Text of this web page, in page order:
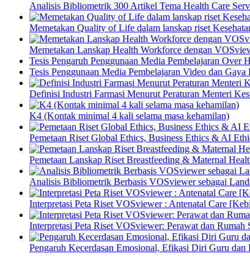
Analisis Bibliometrik 300 Artikel Tema Health Care
Memetakan Quality of Life dalam lanskap riset
Memetakan Lanskap Health Workforce dengan
Tesis Pengaruh Penggunaan Media Pembelajaran
Tesis Penggunaan Media Pembelajaran Video dan
Definisi Industri Farmasi Menurut Peraturan Menteri
K4 (Kontak minimal 4 kali selama masa kehamilan)
Pemetaan Riset Global Ethics, Business Ethics & AI
Pemetaan Lanskap Riset Breastfeeding & Maternal
Analisis Bibliometrik Berbasis VOSviewer sebagai
Interpretasi Peta Riset VOSviewer : Antenatal Care
Interpretasi Peta Riset VOSviewer: Perawat dan Rumah
Pengaruh Kecerdasan Emosional, Efikasi Diri Guru